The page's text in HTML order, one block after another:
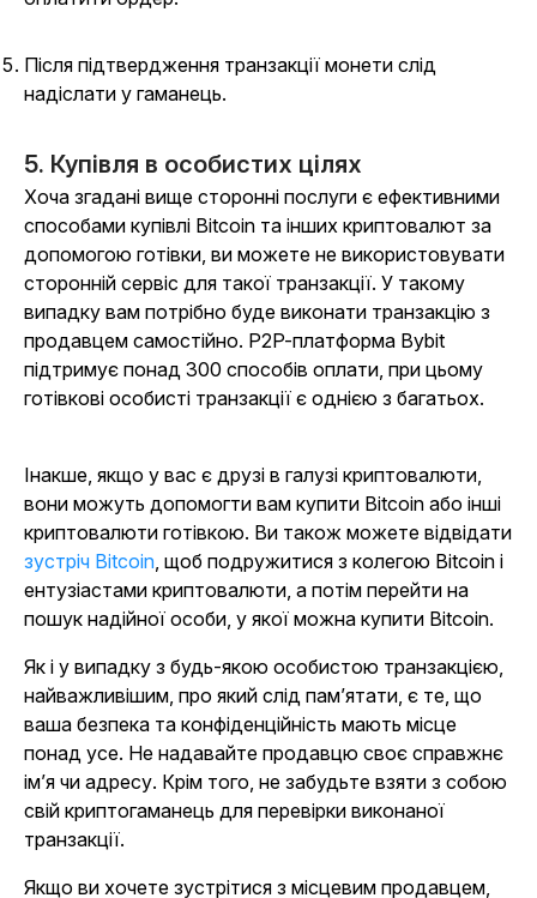
Після підтвердження транзакції монети слід
надіслати у гаманець.
5. Купівля в особистих цілях
Хоча згадані вище сторонні послуги є ефективними
способами купівлі Bitcoin та інших криптовалют за
допомогою готівки, ви можете не використовувати
сторонній сервіс для такої транзакції. У такому
випадку вам потрібно буде виконати транзакцію з
продавцем самостійно. P2P-платформа Bybit
підтримує понад 300 способів оплати, при цьому
готівкові особисті транзакції є однією з багатьох.
Інакше, якщо у вас є друзі в галузі криптовалюти,
вони можуть допомогти вам купити Bitcoin або інші
криптовалюти готівкою. Ви також можете відвідати
зустріч Bitcoin, щоб подружитися з колегою Bitcoin і
ентузіастами криптовалюти, а потім перейти на
пошук надійної особи, у якої можна купити Bitcoin.
Як і у випадку з будь-якою особистою транзакцією,
найважливішим, про який слід пам’ятати, є те, що
ваша безпека та конфіденційність мають місце
понад усе. Не надавайте продавцю своє справжнє
ім’я чи адресу. Крім того, не забудьте взяти з собою
свій криптогаманець для перевірки виконаної
транзакції.
Якщо ви хочете зустрітися з місцевим продавцем,